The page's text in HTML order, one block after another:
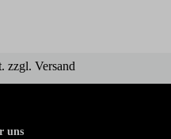
zzgl. Versand
uns